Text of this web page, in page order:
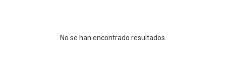
No se han encontrado resultados.